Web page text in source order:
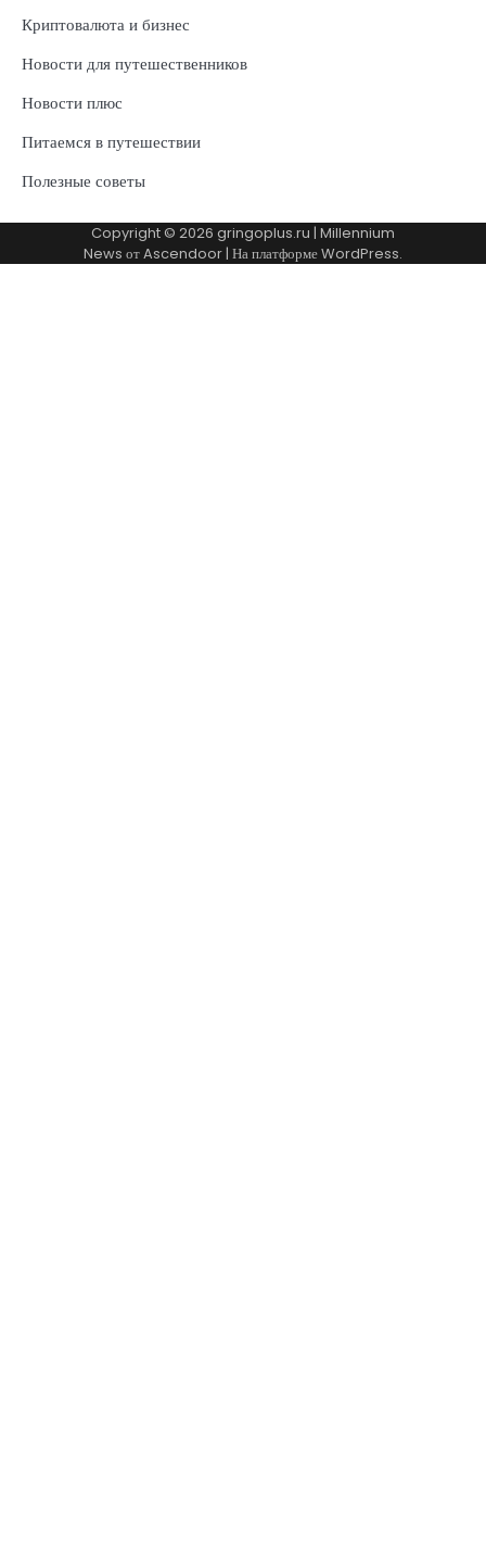
Криптовалюта и бизнес
Новости для путешественников
Новости плюс
Питаемся в путешествии
Полезные советы
Copyright © 2026 gringoplus.ru | Millennium
News отAscendoor | На платформеWordPress.